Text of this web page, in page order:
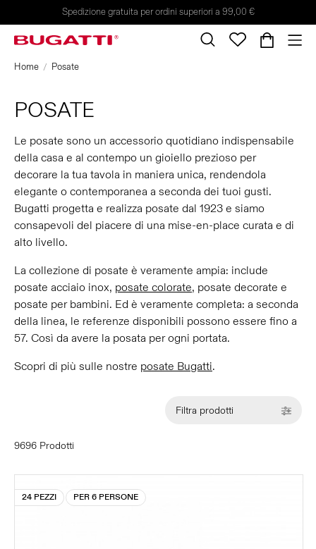
Spedizione gratuita per ordini superiori a 99,00 €
Home Posate
POSATE
Le posate sono un accessorio quotidiano indispensabile
della casa e al contempo un gioiello prezioso per
decorare la tua tavola in maniera unica, rendendola
elegante o contemporanea a seconda dei tuoi gusti.
Bugatti progetta e realizza posate dal 1923 e siamo
consapevoli del piacere di una mise-en-place curata e di
alto livello.
La collezione di posate è veramente ampia: include
posate acciaio inox, posate colorate, posate decorate e
posate per bambini. Ed è veramente completa: a seconda
della linea, le referenze disponibili possono essere fino a
57. Così da avere la posata per ogni portata.
Scopri di più sulle nostre posate Bugatti.
Filtra prodotti
9696 Prodotti
24 PEZZI PER 6 PERSONE